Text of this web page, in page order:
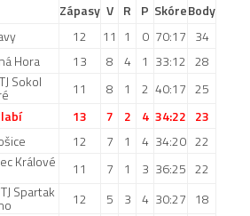
Zápasy V R P SkóreBody
12 11 1 0 70:17 34
Hora 13 8 4 1 33:12 28
Sokol 11 8 1 2 40:17 25
13 7 2 4 34:22 23
12 7 1 4 34:20 22
Králové 11 7 1 3 36:25 22
Spartak 12 5 3 4 30:27 18